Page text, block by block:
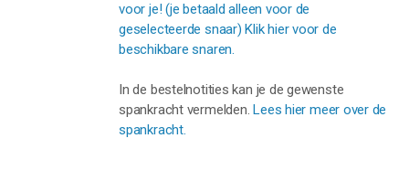
voor je! (je betaald alleen voor de
geselecteerde snaar) Klik hier voor de
beschikbare snaren.
In de bestelnotities kan je de gewenste
spankracht vermelden. Lees hier meer over de
spankracht.